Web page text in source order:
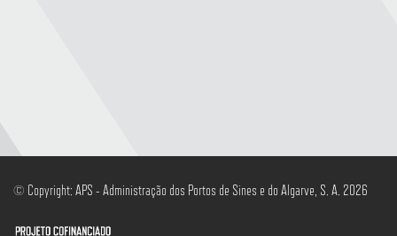
© Copyright: APS - Administração dos Portos de Sines e do Algarve, S. A. 2026